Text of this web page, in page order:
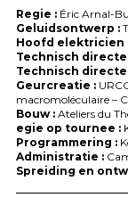
Regie :Éric Arnal-
Geluidsontwerp :
Hoofd elektricien
Technisch
Technisch
Geurcreatie :
macromoléculaire –
Bouw :Ateliers du
egie op tournee :
Programmering :
Administratie :
Spreiding en